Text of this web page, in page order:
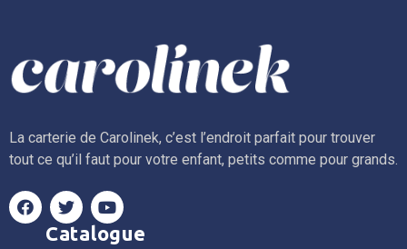
La carterie de Carolinek, c’est l’endroit parfait pour trouver
tout ce qu’il faut pour votre enfant, petits comme pour grands.
Catalogue